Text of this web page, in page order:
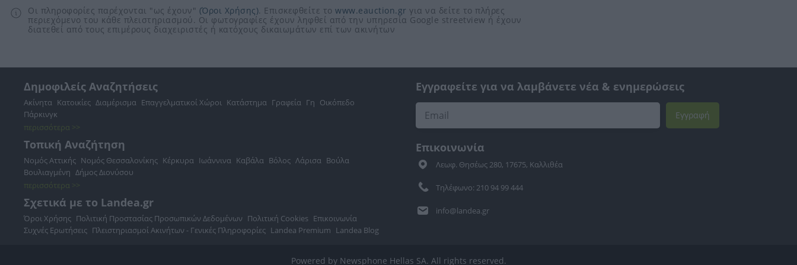
Οι πληροφορίες παρέχονται "ως έχουν" (Όροι Χρήσης). Επισκεφθείτε το www.eauction.gr για να δείτε το πλήρες
περιεχόμενο του κάθε πλειστηριασμού. Οι φωτογραφίες έχουν ληφθεί από την υπηρεσία Google streetview ή έχουν
διατεθεί από τους επιμέρους διαχειριστές ή κατόχους δικαιωμάτων επί των ακινήτων
Δημοφιλείς Αναζητήσεις
Ακίνητα Κατοικίες Διαμέρισμα Επαγγελματικοί Χώροι Κατάστημα Γραφεία Γη Οικόπεδο
Πάρκινγκ
περισσότερα >>
Τοπική Αναζήτηση
Νομός Αττικής Νομός Θεσσαλονίκης Κέρκυρα Ιωάννινα Καβάλα Βόλος Λάρισα Βούλα
Βουλιαγμένη Δήμος Διονύσου
περισσότερα >>
Σχετικά με το Landea.gr
Όροι Χρήσης Πολιτική Προστασίας Προσωπικών Δεδομένων Πολιτική Cookies Επικοινωνία
Συχνές Ερωτήσεις Πλειστηριασμοί Ακινήτων - Γενικές Πληροφορίες Landea Premium Landea Blog
Εγγραφείτε για να λαμβάνετε νέα & ενημερώσεις
Εγγραφή
Επικοινωνία
Λεωφ. Θησέως 280, 17675, Καλλιθέα
Τηλέφωνο: 210 94 99 444
info@landea.gr
Powered by Newsphone Hellas SA. All rights reserved.